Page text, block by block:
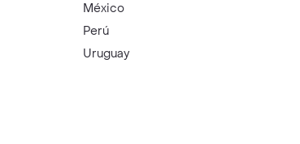
México
Perú
Uruguay